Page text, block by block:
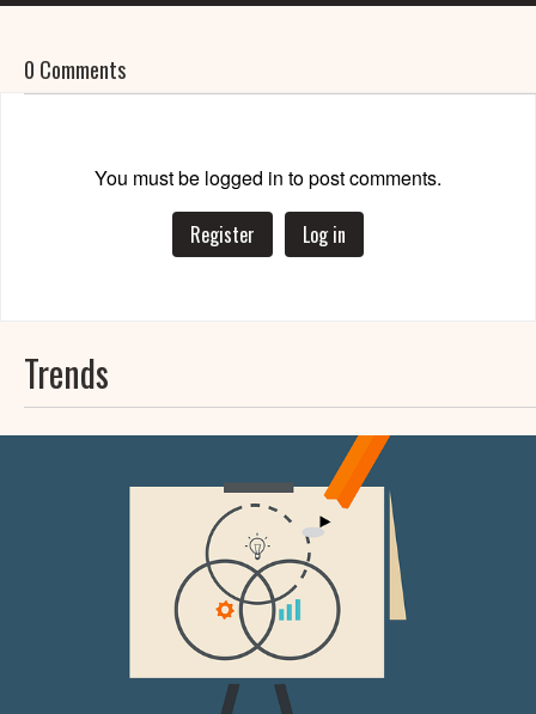
0 Comments
You must be logged in to post comments.
Register Log in
Trends